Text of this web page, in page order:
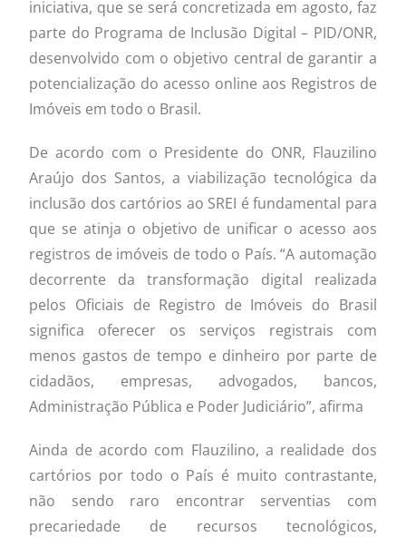
iniciativa, que se será concretizada em agosto, faz
parte do Programa de Inclusão Digital – PID/ONR,
desenvolvido com o objetivo central de garantir a
potencialização do acesso online aos Registros de
Imóveis em todo o Brasil.
De acordo com o Presidente do ONR, Flauzilino
Araújo dos Santos, a viabilização tecnológica da
inclusão dos cartórios ao SREI é fundamental para
que se atinja o objetivo de unificar o acesso aos
registros de imóveis de todo o País. “A automação
decorrente da transformação digital realizada
pelos Oficiais de Registro de Imóveis do Brasil
significa oferecer os serviços registrais com
menos gastos de tempo e dinheiro por parte de
cidadãos, empresas, advogados, bancos,
Administração Pública e Poder Judiciário”, afirma
Ainda de acordo com Flauzilino, a realidade dos
cartórios por todo o País é muito contrastante,
não sendo raro encontrar serventias com
precariedade de recursos tecnológicos,